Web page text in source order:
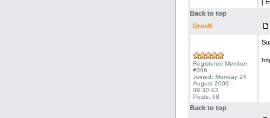
[
Back to top
UrosK
Registered Member
#396
Joined: Monday 24
August 2009 -
09:30:43
Posts: 68
Back to top